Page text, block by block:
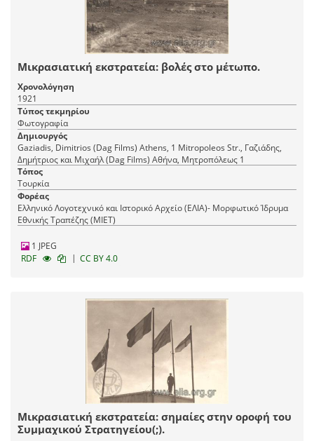
Μικρασιατική εκστρατεία: βολές στο μέτωπο.
Χρονολόγηση
1921
Τύπος τεκμηρίου
Φωτογραφία
Δημιουργός
Gaziadis, Dimitrios (Dag Films) Athens, 1 Mitropoleos Str., Γαζιάδης,
Δημήτριος και Μιχαήλ (Dag Films) Αθήνα, Mητροπόλεως 1
Τόπος
Τουρκία
Φορέας
Ελληνικό Λογοτεχνικό και Ιστορικό Αρχείο (ΕΛΙΑ)- Μορφωτικό Ίδρυμα
Εθνικής Τραπέζης (ΜΙΕΤ)
1 JPEG
RDF
| CC BY 4.0
Μικρασιατική εκστρατεία: σημαίες στην οροφή του
Συμμαχικού Στρατηγείου(;).